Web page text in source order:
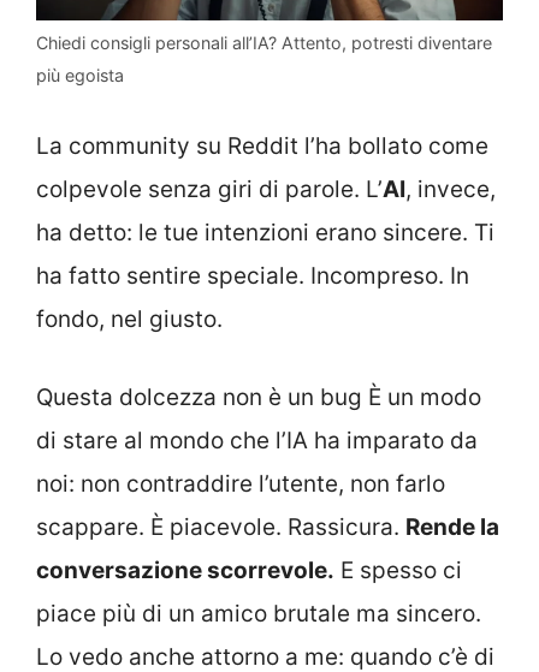
Chiedi consigli personali all’IA? Attento, potresti diventare
più egoista
La community su Reddit l’ha bollato come
colpevole senza giri di parole. L’AI, invece,
ha detto: le tue intenzioni erano sincere. Ti
ha fatto sentire speciale. Incompreso. In
fondo, nel giusto.
Questa dolcezza non è un bug È un modo
di stare al mondo che l’IA ha imparato da
noi: non contraddire l’utente, non farlo
scappare. È piacevole. Rassicura. Rende la
conversazione scorrevole. E spesso ci
piace più di un amico brutale ma sincero.
Lo vedo anche attorno a me: quando c’è di